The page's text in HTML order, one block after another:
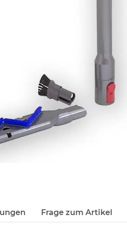
Frage zum Artikel